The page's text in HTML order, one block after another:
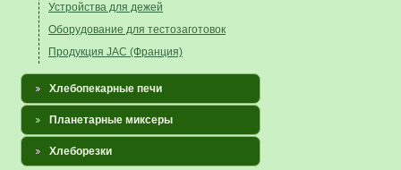
Устройства для дежей
Оборудование для тестозаготовок
Продукция JAC (Франция)
Хлебопекарные печи
Планетарные миксеры
Хлеборезки